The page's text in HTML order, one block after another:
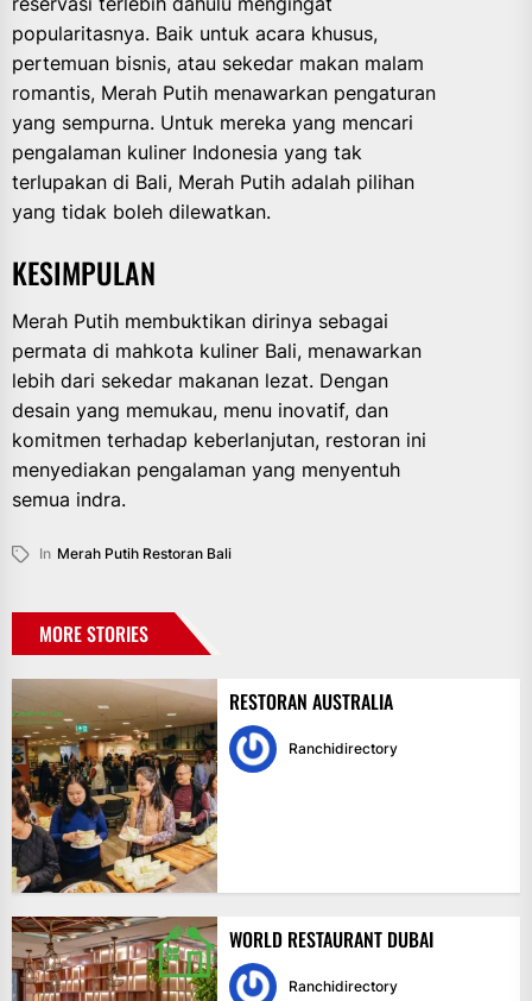
popularitasnya. Baik untuk acara khusus,
pertemuan bisnis, atau sekedar makan malam
romantis, Merah Putih menawarkan pengaturan
yang sempurna. Untuk mereka yang mencari
pengalaman kuliner Indonesia yang tak
terlupakan di Bali, Merah Putih adalah pilihan
yang tidak boleh dilewatkan.
KESIMPULAN
Merah Putih membuktikan dirinya sebagai
permata di mahkota kuliner Bali, menawarkan
lebih dari sekedar makanan lezat. Dengan
desain yang memukau, menu inovatif, dan
komitmen terhadap keberlanjutan, restoran ini
menyediakan pengalaman yang menyentuh
semua indra.
In Merah Putih Restoran Bali
MORE STORIES
RESTORAN AUSTRALIA
Ranchidirectory
WORLD RESTAURANT DUBAI
Ranchidirectory